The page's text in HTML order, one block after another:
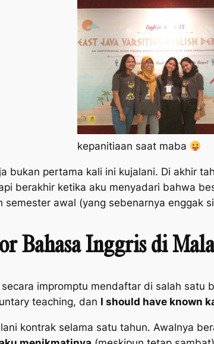
kepanitiaan saat maba
bukan pertama kali ini kujalani. Di akhir
berakhir ketika aku menyadari bahwa
semester awal (yang sebenarnya enggak
Bahasa Inggris di
impromptu mendaftar di salah satu
teaching, dan I should have known
kontrak selama satu tahun. Awalnya